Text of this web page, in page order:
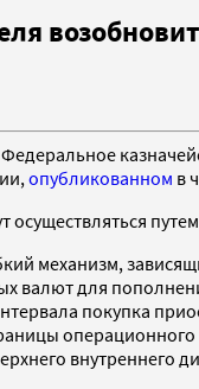
опубликованном в
осуществляться
механизм,
валют для
покупка
внутреннего